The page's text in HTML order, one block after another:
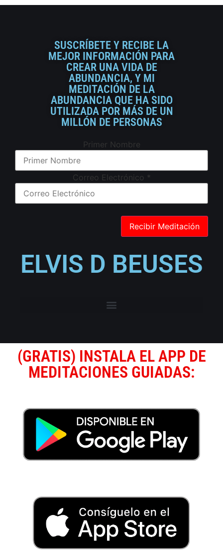
SUSCRÍBETE Y RECIBE LA
MEJOR INFORMACIÓN PARA
CREAR UNA VIDA DE
ABUNDANCIA, Y MI
MEDITACIÓN DE LA
ABUNDANCIA QUE HA SIDO
UTILIZADA POR MÁS DE UN
MILLÓN DE PERSONAS
Primer Nombre
Correo Electrónico *
ELVIS D BEUSES
(GRATIS) INSTALA EL APP DE
MEDITACIONES GUIADAS: